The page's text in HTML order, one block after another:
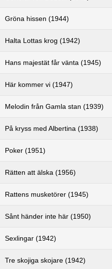
Gröna hissen (1944)
Halta Lottas krog (1942)
Hans majestät får vänta (1945)
Här kommer vi (1947)
Melodin från Gamla stan (1939)
På kryss med Albertina (1938)
Poker (1951)
Rätten att älska (1956)
Rattens musketörer (1945)
Sånt händer inte här (1950)
Sexlingar (1942)
Tre skojiga skojare (1942)